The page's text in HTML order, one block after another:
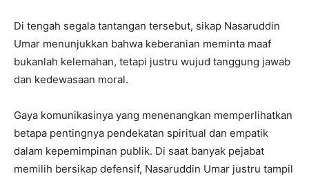
Di tengah segala tantangan tersebut, sikap Nasaruddin
Umar menunjukkan bahwa keberanian meminta maaf
bukanlah kelemahan, tetapi justru wujud tanggung jawab
dan kedewasaan moral.
Gaya komunikasinya yang menenangkan memperlihatkan
betapa pentingnya pendekatan spiritual dan empatik
dalam kepemimpinan publik. Di saat banyak pejabat
memilih bersikap defensif, Nasaruddin Umar justru tampil